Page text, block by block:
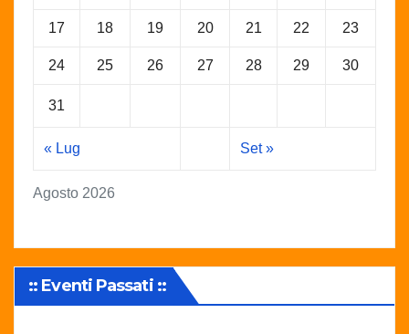
Agosto 2026
17 18 19 20 21 22 23
24 25 26 27 28 29 30
31
« Lug Set »
:: Eventi Passati ::